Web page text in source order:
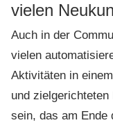
vielen
Auch in der
vielen
Aktivitäten in
und
sein, das am Ende